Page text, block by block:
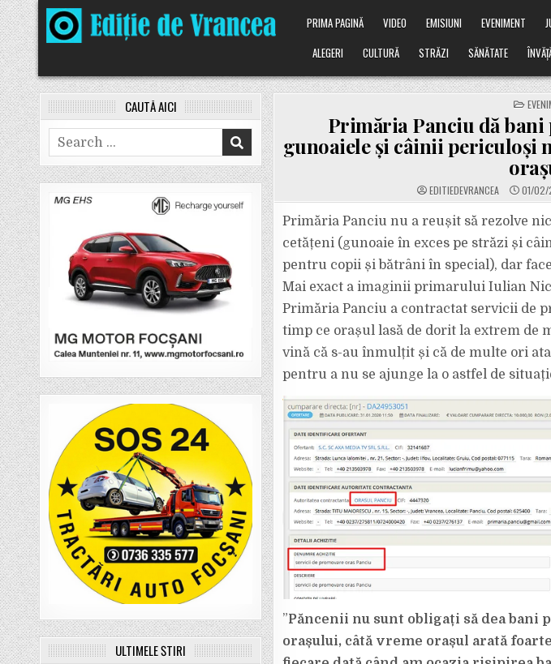
Skip
to
content
PRIMA PAGINĂ VIDEO EMISIUNI EVENIMENT
ALEGERI
CULTURĂ STRĂZI SĂNĂTATE
IN
Primăria Panciu dă bani
gunoaiele și câinii periculoși
EDITIEDEVRANCEA 01/
Primăria Panciu nu a reușit să rezolve
cetățeni (gunoaie în exces pe străzi și
pentru copii și bătrâni în special), dar
Mai exact a imaginii primarului Iulian
Primăria Panciu a contractat servicii de
timp ce orașul lasă de dorit la extrem de
vină că s-au înmulțit și că de multe ori
pentru a nu se ajunge la o astfel de
”Păncenii nu sunt obligați să dea bani
orașului, câtă vreme orașul arată
CAUTĂ AICI
Search
for:
ULTIMELE ȘTIRI